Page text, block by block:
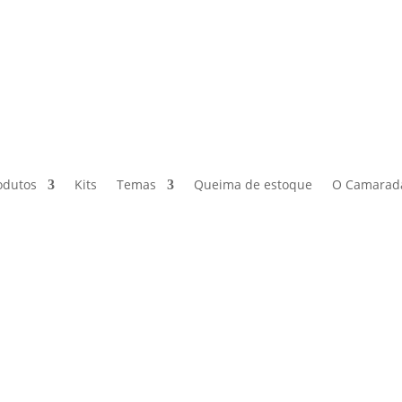
Kits Temas Queima de estoque O